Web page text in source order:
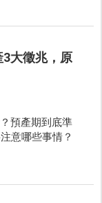
大徵兆，原
預產期到底準
意哪些事情？